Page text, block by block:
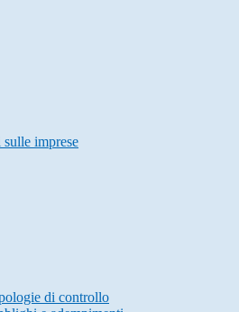
imprese
di controllo